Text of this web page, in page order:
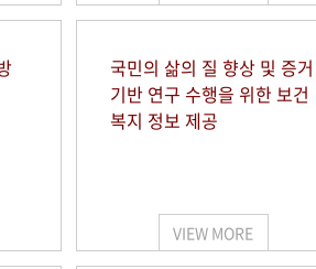
국민의 삶의 질 향상 및 증거
기반 연구 수행을 위한 보건
복지 정보 제공
VIEW MORE